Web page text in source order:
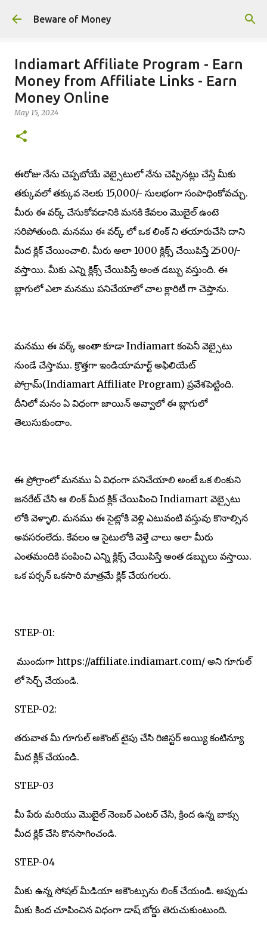
Skip to main content
Beware of Money
Indiamart Affiliate Program - Earn
Money from Affiliate Links - Earn
Money Online
May 15, 2024
ఈరోజు నేను చెప్పబోయే వెబ్సైటులో నేను చెప్పినట్లు చేస్తే మీకు
తక్కువలో తక్కువ నెలకు 15,000/- సులభంగా సంపాధింకోవచ్చు.
మీరు ఈ వర్క్ చేసుకోవడానికి మనకి కేవలం మొబైల్ ఉంటె
సరిపోతుంది. మనము ఈ వర్క్ లో ఒక లింక్ ని తయారుచేసి దాని
మీద క్లిక్ చేయించాలి. మీరు అలా 1000 క్లిక్స్ చేయిపిస్తే 2500/-
వస్తాయి. మీకు ఎన్ని క్లిక్స్ చేయిపిస్తే అంత డబ్బు వస్తుంది. ఈ
బ్లాగులో ఎలా మనము పనిచేయాలో చాల క్లారిటీ గా చెప్తాను.
మనము ఈ వర్క్ అంతా కూడా Indiamart కంపెనీ వెబ్సైటు
నుండే చేస్తాము. క్రొత్తగా ఇండియామార్ట్ అఫిలియేట్
పోగ్రామ్(Indiamart Affiliate Program) ప్రవేశపెట్టింది.
దీనిలో మనం ఏ విధంగా జాయిన్ అవ్వాలో ఈ బ్లాగులో
తెలుసుకుందాం.
ఈ ప్రోగ్రాంలో మనము ఏ విధంగా పనిచేయాలి అంటే ఒక లింకుని
జనరేట్ చేసి ఆ లింక్ మీద క్లిక్ చేయిపించి Indiamart వెబ్సైటు
లోకి వెళ్ళాలి. మనము ఈ సైట్లోకి వెళ్లి ఎటువంటి వస్తువు కొనాల్సిన
అవసరంలేదు. కేవలం ఆ సైటులోకి వెళ్తే చాలు అలా మీరు
ఎంతమందికి పంపించి ఎన్ని క్లిక్స్ చేయిపిస్తే అంత డబ్బులు వస్తాయి.
ఒక పర్సన్ ఒకసారి మాత్రమే క్లిక్ చేయగలరు.
STEP-01:
ముందుగా https://affiliate.indiamart.com/ అని గూగుల్
లో సెర్చ్ చేయండి.
STEP-02:
తరువాత మీ గూగుల్ అకౌంట్ టైపు చేసి రిజిస్టర్ అయ్యి కంటిన్యూ
మీద క్లిక్ చేయండి.
STEP-03
మీ పేరు మరియు మొబైల్ నెంబర్ ఎంటర్ చేసి, క్రింద ఉన్న బాక్సు
మీద క్లిక్ చేసి కొనసాగించండి.
STEP-04
మీకు ఉన్న సోషల్ మీడియా అకౌంట్సును లింక్ చేయండి. అప్పుడు
మీకు కింద చూపించిన విధంగా డాష్ బోర్డు తెరుచుకుంటుంది.